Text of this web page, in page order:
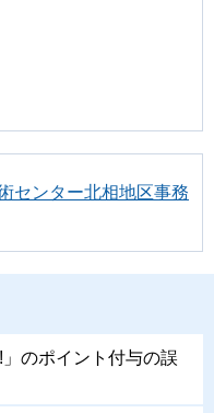
センター北相地区事務
のポイント付与の誤